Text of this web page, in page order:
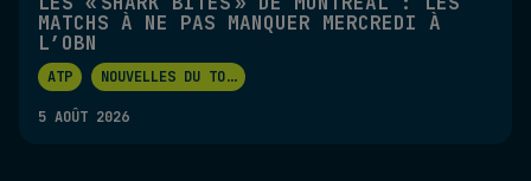
MATCHS À NE PAS MANQUER MERCREDI À
L’OBN
ATP NOUVELLES DU TO...
5 AOÛT 2026